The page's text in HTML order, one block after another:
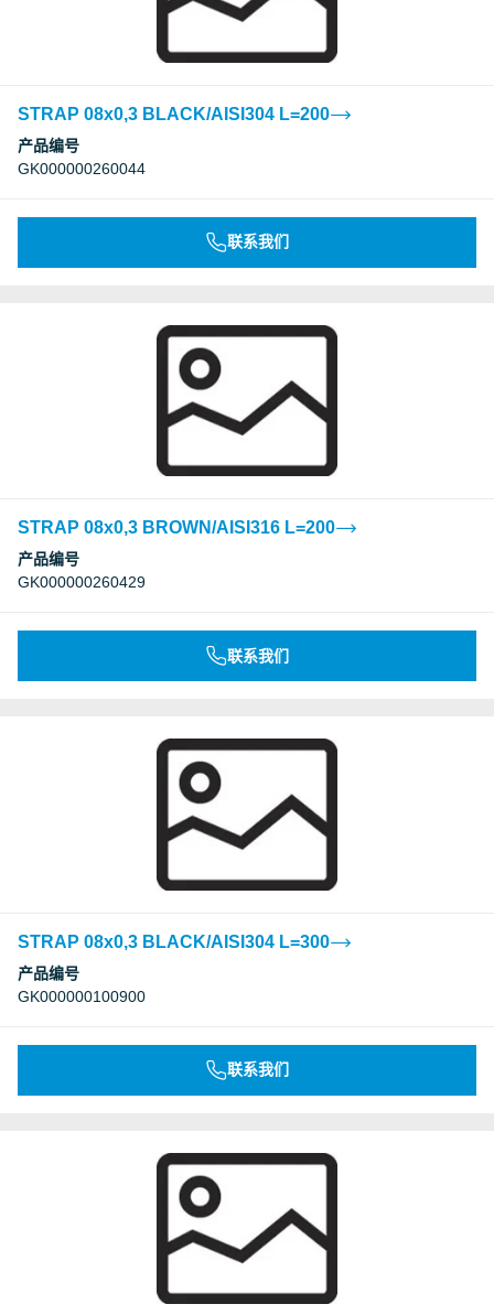
STRAP 08x0,3 BLACK/AISI304 L=200
产品编号
GK000000260044
联系我们
STRAP 08x0,3 BROWN/AISI316 L=200
产品编号
GK000000260429
联系我们
STRAP 08x0,3 BLACK/AISI304 L=300
产品编号
GK000000100900
联系我们